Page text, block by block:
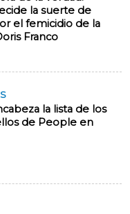
la suerte de
el femicidio de la
Franco
la lista de los
de People en